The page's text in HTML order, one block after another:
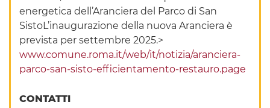
energetica dell’Aranciera del Parco di San
SistoL’inaugurazione della nuova Aranciera è
prevista per settembre 2025.>
www.comune.roma.it/web/it/notizia/aranciera-
parco-san-sisto-efficientamento-restauro.page
CONTATTI